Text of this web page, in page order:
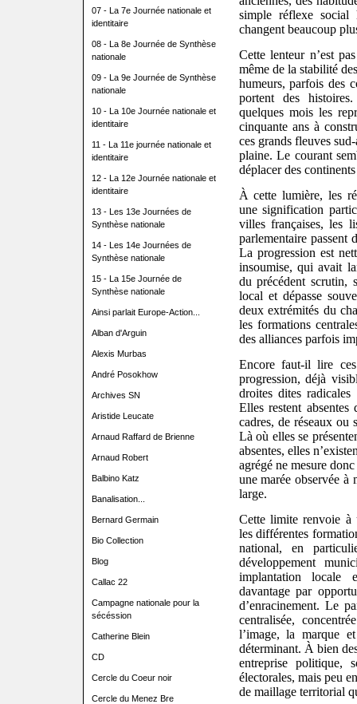
07 - La 7e Journée nationale et
identitaire
08 - La 8e Journée de Synthèse
nationale
09 - La 9e Journée de Synthèse
nationale
10 - La 10e Journée nationale et
identitaire
11 - La 11e journée nationale et
identitaire
12 - La 12e Journée nationale et
identitaire
13 - Les 13e Journées de
Synthèse nationale
14 - Les 14e Journées de
Synthèse nationale
15 - La 15e Journée de
Synthèse nationale
Ainsi parlait Europe-Action...
Alban d'Arguin
Alexis Murbas
André Posokhow
Archives SN
Aristide Leucate
Arnaud Raffard de Brienne
Arnaud Robert
Balbino Katz
Banalisation...
Bernard Germain
Bio Collection
Blog
Callac 22
Campagne nationale pour la
sécéssion
Catherine Blein
CD
Cercle du Coeur noir
Cercle du Menez Bre
simple réflexe
changent beaucoup
Cette lenteur n’est
même de la stabilité
humeurs, parfois des
portent des
quelques mois les
cinquante ans à
ces grands fleuves
plaine. Le courant
déplacer des
À cette lumière, les
une signification
villes françaises, les
parlementaire
La progression est
insoumise, qui avait
du précédent scrutin,
local et dépasse
deux extrémités du
les formations
des alliances parfois
Encore faut-il lire
progression, déjà
droites dites
Elles restent absentes
cadres, de réseaux ou
Là où elles se
absentes, elles
agrégé ne mesure
une marée observée
large.
Cette limite renvoie à
les différentes
national, en
développement
implantation locale
davantage par
d’enracinement. Le
centralisée,
l’image, la marque
déterminant. À bien
entreprise politique,
électorales, mais peu
de maillage territorial